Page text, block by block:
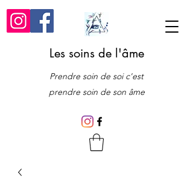
Les soins de l'âme
Prendre soin de soi c'est
prendre soin de son âme